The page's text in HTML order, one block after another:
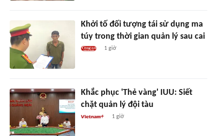
Khởi tố đối tượng tái sử dụng ma
túy trong thời gian quản lý sau cai
1 giờ
Khắc phục 'Thẻ vàng' IUU: Siết
chặt quản lý đội tàu
1 giờ